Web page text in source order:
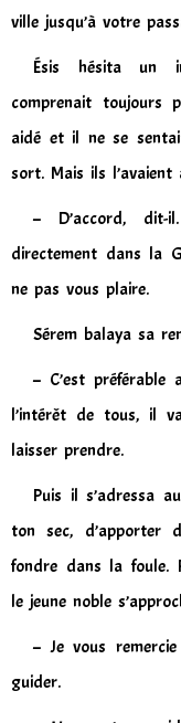
ville jusqu’à votre
Ésis hésita un
comprenait toujours
aidé et il ne se
sort. Mais ils l’avaient
– D’accord, dit-
directement dans la
ne pas vous plaire.
Sérem balaya sa
– C’est préférable
l’intérêt de tous, il
laisser prendre.
Puis il s’adressa
ton sec, d’apporter
fondre dans la foule.
le jeune noble
– Je vous
guider.